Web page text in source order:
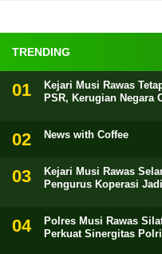
TRENDING
Kejari Musi Rawas
PSR, Kerugian Negara
News with Coffee
Kejari Musi Rawas
Pengurus Koperasi
Polres Musi Rawas
Perkuat Sinergitas